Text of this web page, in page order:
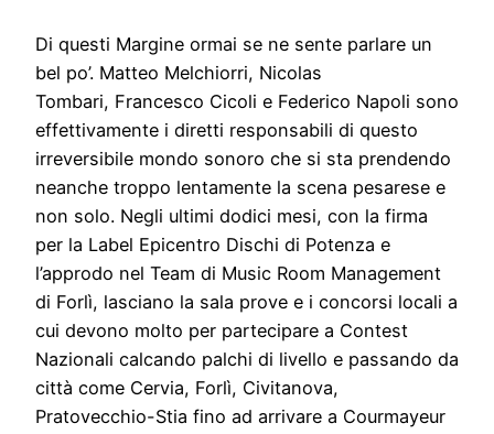
Di questi Margine ormai se ne sente parlare un
bel po’. Matteo Melchiorri, Nicolas
Tombari, Francesco Cicoli e Federico Napoli sono
effettivamente i diretti responsabili di questo
irreversibile mondo sonoro che si sta prendendo
neanche troppo lentamente la scena pesarese e
non solo. Negli ultimi dodici mesi, con la firma
per la Label Epicentro Dischi di Potenza e
l’approdo nel Team di Music Room Management
di Forlì, lasciano la sala prove e i concorsi locali a
cui devono molto per partecipare a Contest
Nazionali calcando palchi di livello e passando da
città come Cervia, Forlì, Civitanova,
Pratovecchio-Stia fino ad arrivare a Courmayeur